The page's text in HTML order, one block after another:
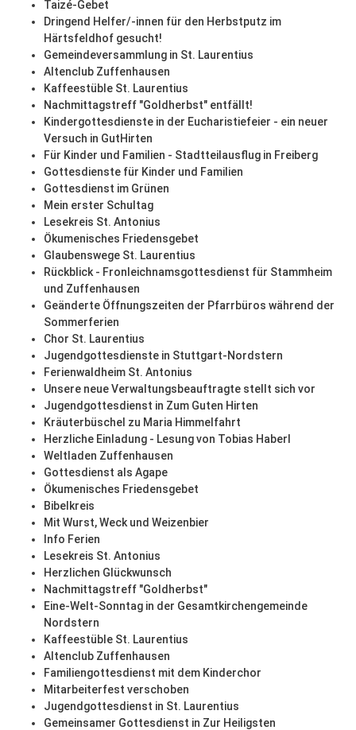
Taizé-Gebet
Dringend Helfer/-innen für den Herbstputz im
Härtsfeldhof gesucht!
Gemeindeversammlung in St. Laurentius
Altenclub Zuffenhausen
Kaffeestüble St. Laurentius
Nachmittagstreff "Goldherbst" entfällt!
Kindergottesdienste in der Eucharistiefeier - ein neuer
Versuch in GutHirten
Für Kinder und Familien - Stadtteilausflug in Freiberg
Gottesdienste für Kinder und Familien
Gottesdienst im Grünen
Mein erster Schultag
Lesekreis St. Antonius
Ökumenisches Friedensgebet
Glaubenswege St. Laurentius
Rückblick - Fronleichnamsgottesdienst für Stammheim
und Zuffenhausen
Geänderte Öffnungszeiten der Pfarrbüros während der
Sommerferien
Chor St. Laurentius
Jugendgottesdienste in Stuttgart-Nordstern
Ferienwaldheim St. Antonius
Unsere neue Verwaltungsbeauftragte stellt sich vor
Jugendgottesdienst in Zum Guten Hirten
Kräuterbüschel zu Maria Himmelfahrt
Herzliche Einladung - Lesung von Tobias Haberl
Weltladen Zuffenhausen
Gottesdienst als Agape
Ökumenisches Friedensgebet
Bibelkreis
Mit Wurst, Weck und Weizenbier
Info Ferien
Lesekreis St. Antonius
Herzlichen Glückwunsch
Nachmittagstreff "Goldherbst"
Eine-Welt-Sonntag in der Gesamtkirchengemeinde
Nordstern
Kaffeestüble St. Laurentius
Altenclub Zuffenhausen
Familiengottesdienst mit dem Kinderchor
Mitarbeiterfest verschoben
Jugendgottesdienst in St. Laurentius
Gemeinsamer Gottesdienst in Zur Heiligsten